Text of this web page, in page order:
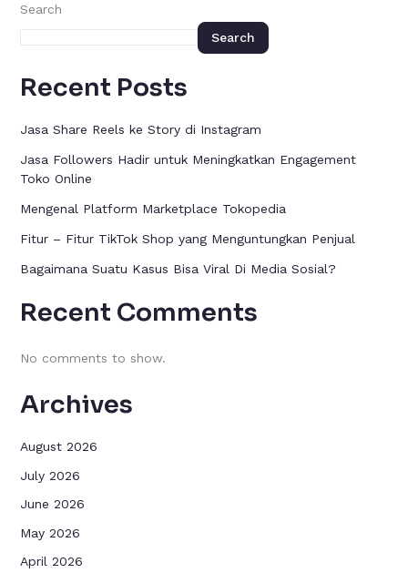
Search
Search
Recent Posts
Jasa Share Reels ke Story di Instagram
Jasa Followers Hadir untuk Meningkatkan Engagement
Toko Online
Mengenal Platform Marketplace Tokopedia
Fitur – Fitur TikTok Shop yang Menguntungkan Penjual
Bagaimana Suatu Kasus Bisa Viral Di Media Sosial?
Recent Comments
No comments to show.
Archives
August 2026
July 2026
June 2026
May 2026
April 2026